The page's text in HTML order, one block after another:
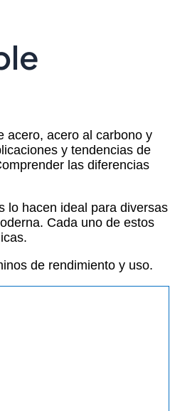
acero, acero al carbono y
y tendencias de
las diferencias
lo hacen ideal para diversas
Cada uno de estos
de rendimiento y uso.